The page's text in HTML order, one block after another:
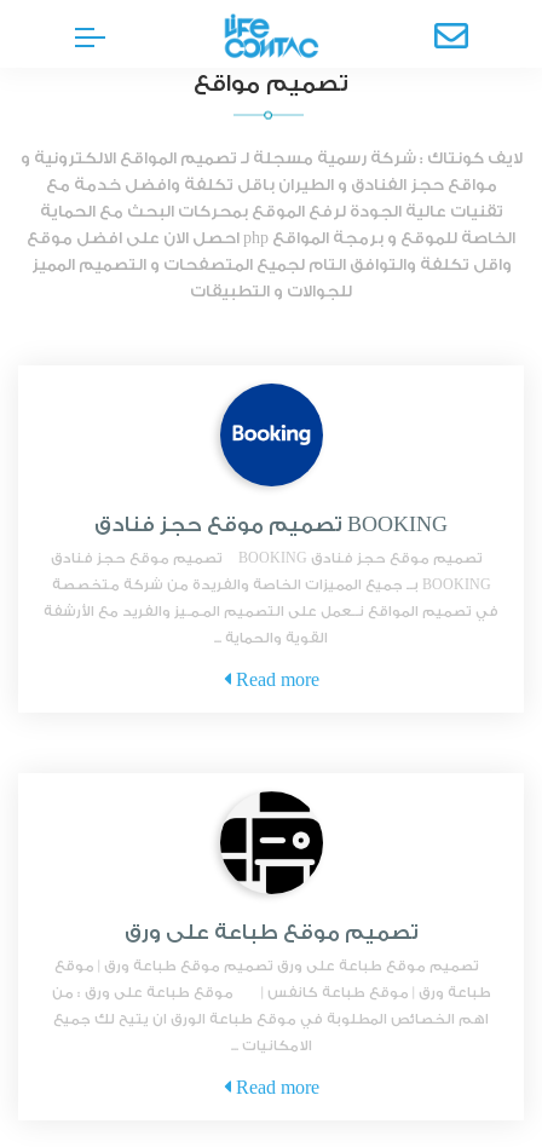
تصميم مواقع
لايف كونتاك : شركة رسمية مسجلة لـ تصميم المواقع الالكترونية و
مواقع حجز الفنادق و الطيران باقل تكلفة وافضل خدمة مع
تقنيات عالية الجودة لرفع الموقع بمحركات البحث مع الحماية
الخاصة للموقع و برمجة المواقع php احصل الان على افضل موقع
واقل تكلفة والتوافق التام لجميع المتصفحات و التصميم المميز
للجوالات و التطبيقات
تصميم موقع حجز فنادق BOOKING
تصميم موقع حجز فنادق BOOKING تصميم موقع حجز فنادق
BOOKING بــ جميع المميزات الخاصة والفريدة من شركة متخصصة
في تصميم المواقع نــعمل على التصميم المـمـيز والفريد مع الأرشفة
القوية والحماية ...
Read more
تصميم موقع طباعة على ورق
تصميم موقع طباعة على ورق تصميم موقع طباعة ورق | موقع
طباعة ورق | موقع طباعة كانفس | موقع طباعة على ورق : من
اهم الخصائص المطلوبة في موقع طباعة الورق ان يتيح لك جميع
الامكانيات ...
Read more